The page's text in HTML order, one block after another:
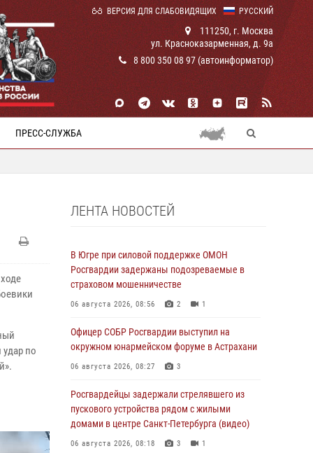
РУССКИЙ
ВЕРСИЯ ДЛЯ СЛАБОВИДЯЩИХ
111250, г. Москва
ул. Красноказарменная, д. 9а
8 800 350 08 97 (автоинформатор)
ПРЕСС-СЛУЖБА
по
ЛЕНТА НОВОСТЕЙ
В Югре при силовой поддержке ОМОН
Росгвардии задержаны подозреваемые в
страховом мошенничестве
06 августа 2026, 08:56 2 1
Офицер СОБР Росгвардии выступил на
окружном юнармейском форуме в Астрахани
06 августа 2026, 08:27 3
Росгвардейцы задержали стрелявшего из
пускового устройства рядом с жилыми
домами в центре Санкт-Петербурга (видео)
06 августа 2026, 08:18 3 1